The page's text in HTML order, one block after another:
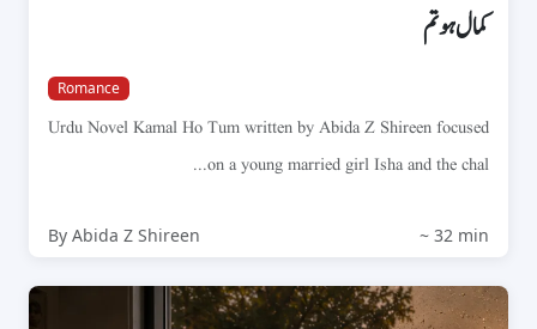
کمال ہو تم
Romance
Urdu Novel Kamal Ho Tum written by Abida Z Shireen focused
on a young married girl Isha and the chal...
By Abida Z Shireen ~ 32 min